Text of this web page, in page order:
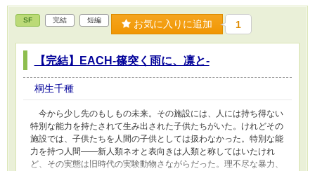
SF 完結 短編 お気に入りに追加 1
【完結】EACH-篠突く雨に、凛と-
桐生千種
今から少し先のもしもの未来。その施設には、人には持ち得ない
特別な能力を持たされて生み出された子供たちがいた。けれどその
施設では、子供たちを人間の子供としては扱わなかった。特別な能
力を持つ人間――新人類ネオと表向きは人類と称してはいたけれ
ど、その実態は旧時代の実験動物さながらだった。理不尽な暴力、